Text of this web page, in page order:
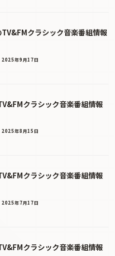
クラシック音楽番組情報
2025年9月17日
クラシック音楽番組情報
2025年8月15日
クラシック音楽番組情報
2025年7月17日
クラシック音楽番組情報